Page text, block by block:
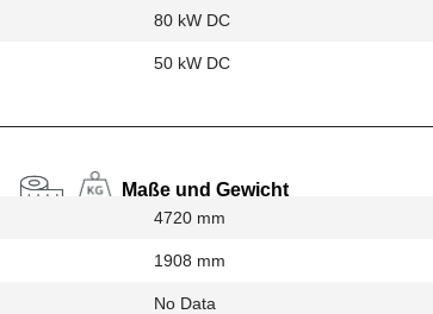
80 kW DC
50 kW DC
Maße und Gewicht
4720 mm
1908 mm
No Data